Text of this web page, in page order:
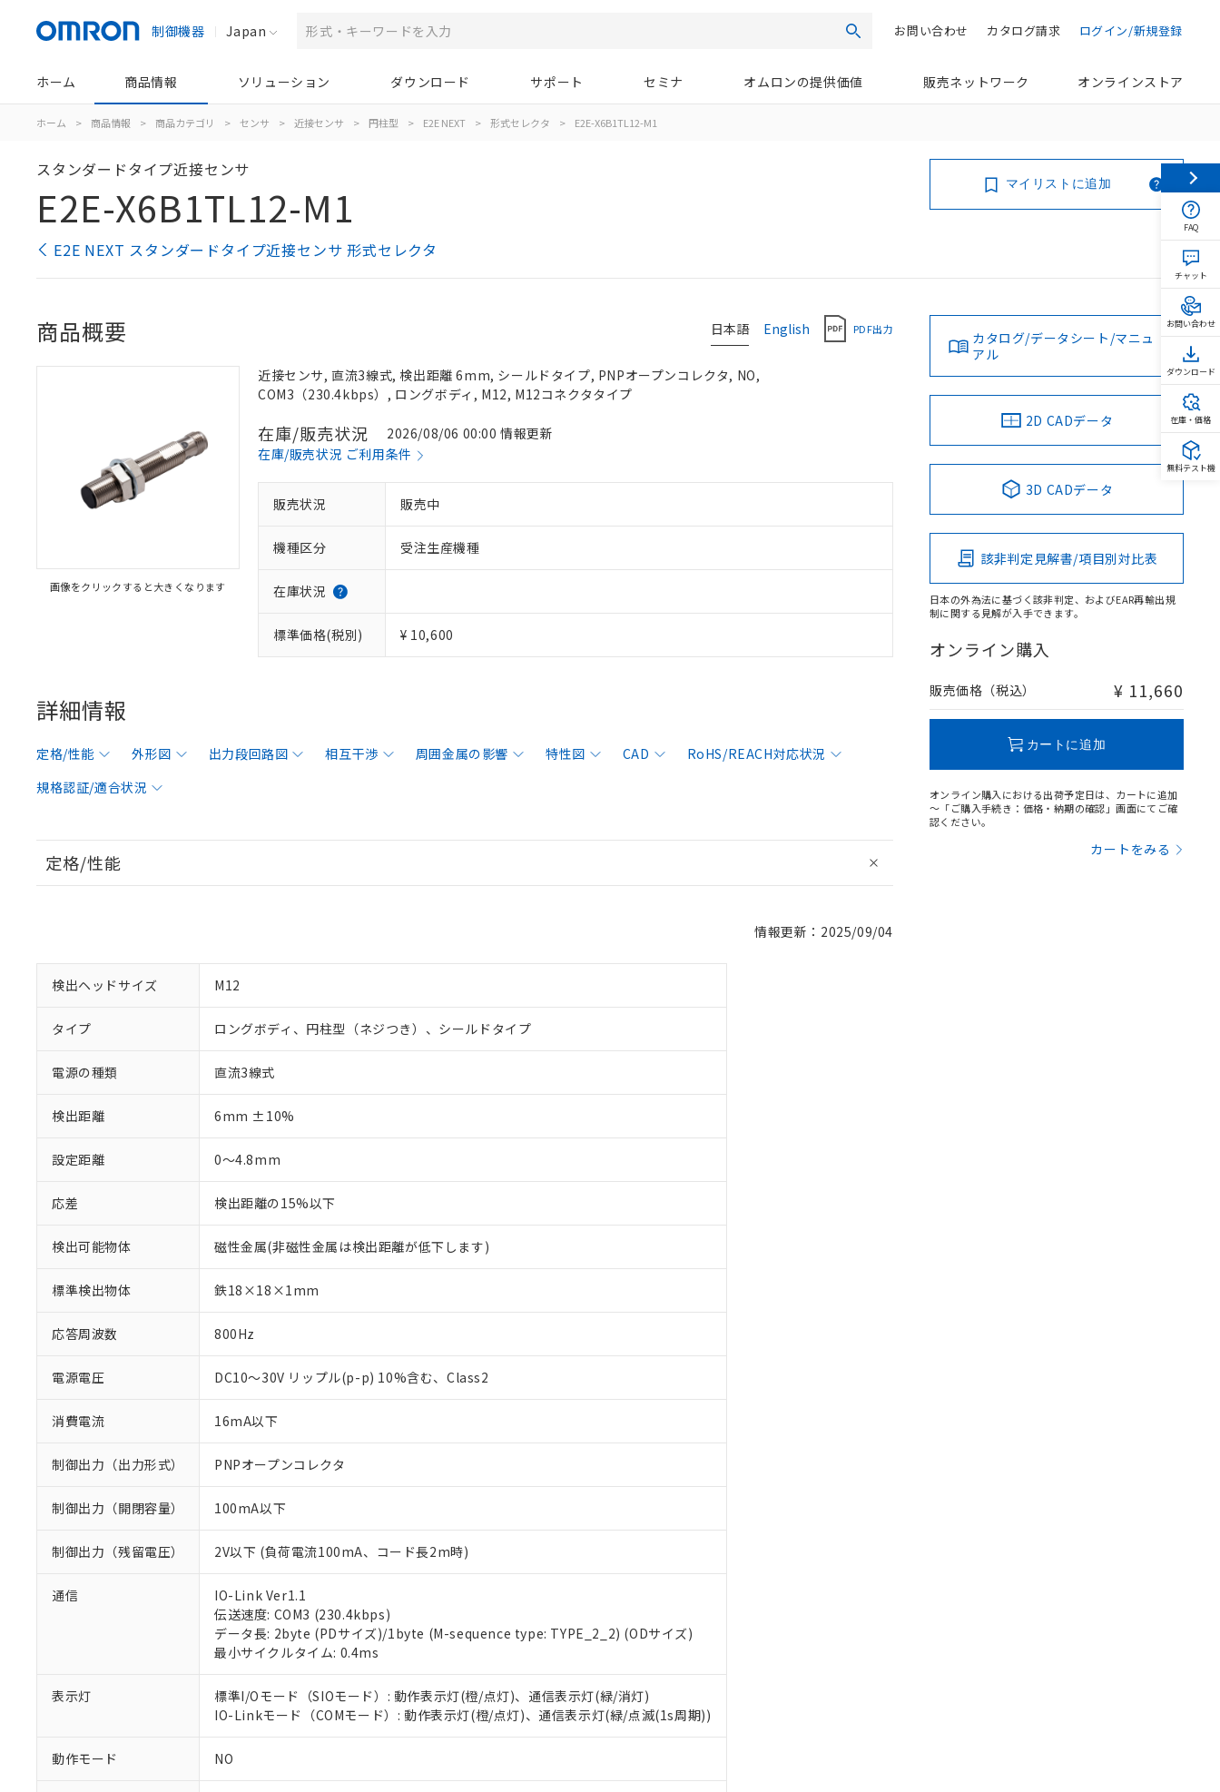
制御機器 Japan 検索 ログイン/新規登録
カタログ請求
お問い合わせ
ホーム 商品情報 ソリューション ダウンロード サポート セミナ オムロンの提供価値 販売ネットワーク オンラインストア
ホーム > 商品情報 > 商品カテゴリ > センサ > 近接センサ > 円柱型 > E2E NEXT > 形式セレクタ > E2E-X6B1TL12-M1
スタンダードタイプ近接センサ
E2E-X6B1TL12-M1
E2E NEXT スタンダードタイプ近接センサ 形式セレクタ
マイリストに追加
日本語 English PDF出力
商品概要
画像をクリックすると大きくなります
近接センサ, 直流3線式, 検出距離 6mm, シールドタイプ, PNPオープンコレクタ, NO,
COM3（230.4kbps）, ロングボディ, M12, M12コネクタタイプ
在庫/販売状況
2026/08/06 00:00 情報更新
在庫/販売状況 ご利用条件
販売状況 販売中
機種区分 受注生産機種
在庫状況
標準価格(税別) ¥ 10,600
詳細情報
定格/性能 外形図 出力段回路図 相互干渉 周囲金属の影響 特性図 CAD
RoHS/REACH対応状況
規格認証/適合状況
定格/性能
情報更新：2025/09/04
検出ヘッドサイズ M12
タイプ ロングボディ、円柱型（ネジつき）、シールドタイプ
電源の種類 直流3線式
検出距離 6mm ±10%
設定距離 0～4.8mm
応差 検出距離の15%以下
検出可能物体 磁性金属(非磁性金属は検出距離が低下します)
標準検出物体 鉄18×18×1mm
応答周波数 800Hz
電源電圧 DC10～30V リップル(p-p) 10%含む、Class2
消費電流 16mA以下
制御出力（出力形式） PNPオープンコレクタ
制御出力（開閉容量） 100mA以下
制御出力（残留電圧） 2V以下 (負荷電流100mA、コード長2m時)
通信
IO-Link Ver1.1
伝送速度: COM3 (230.4kbps)
データ長: 2byte (PDサイズ)/1byte (M-sequence type: TYPE_2_2) (ODサイズ)
最小サイクルタイム: 0.4ms
表示灯
標準I/Oモード（SIOモード）: 動作表示灯(橙/点灯)、通信表示灯(緑/消灯)
IO-Linkモード（COMモード）: 動作表示灯(橙/点灯)、通信表示灯(緑/点滅(1s周期))
動作モード NO
カタログ/データシート/マニュ
アル
2D CADデータ
3D CADデータ
該非判定見解書/項目別対比表
日本の外為法に基づく該非判定、およびEAR再輸出規
制に関する見解が入手できます。
オンライン購入
販売価格（税込） ¥ 11,660
カートに追加
オンライン購入における出荷予定日は、カートに追加
～「ご購入手続き：価格・納期の確認」画面にてご確
認ください。
カートをみる
ご利用条件
以下の条件をお読みいただき、同意のうえご利用ください。
くものです。
※1 対応状況
対応済み：EU RoHS指令（10物質）の非含有に対応した製品が提供可能な商品です。
対応予定：EU RoHS指令（10物質）の非含有に対応した製品に切り替える予定のある商品です。
対応予定なし：EU RoHS指令（10物質）の非含有に非対応の商品で、対応品を出す予定はありません。
仕入先様の事情により、非含有部品としていたものが、含有品と判明した場合などやむを得ず変更すること
があります。
※1 中国RoHS○×表
「○」：最大均質材料含有率が中国RoHSの基準値以下であることを示します。
う）を輸出または国外への提供する場合は、日本国政府の輸出許可(または役務取引許可)を取得する
FAQ
チャット
お問い合わせ
ダウンロード
在庫・価格
無料テスト機